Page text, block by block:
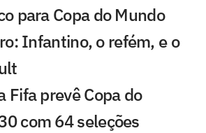
para Copa do Mundo
Infantino, o refém, e o
Fifa prevê Copa do
com 64 seleções